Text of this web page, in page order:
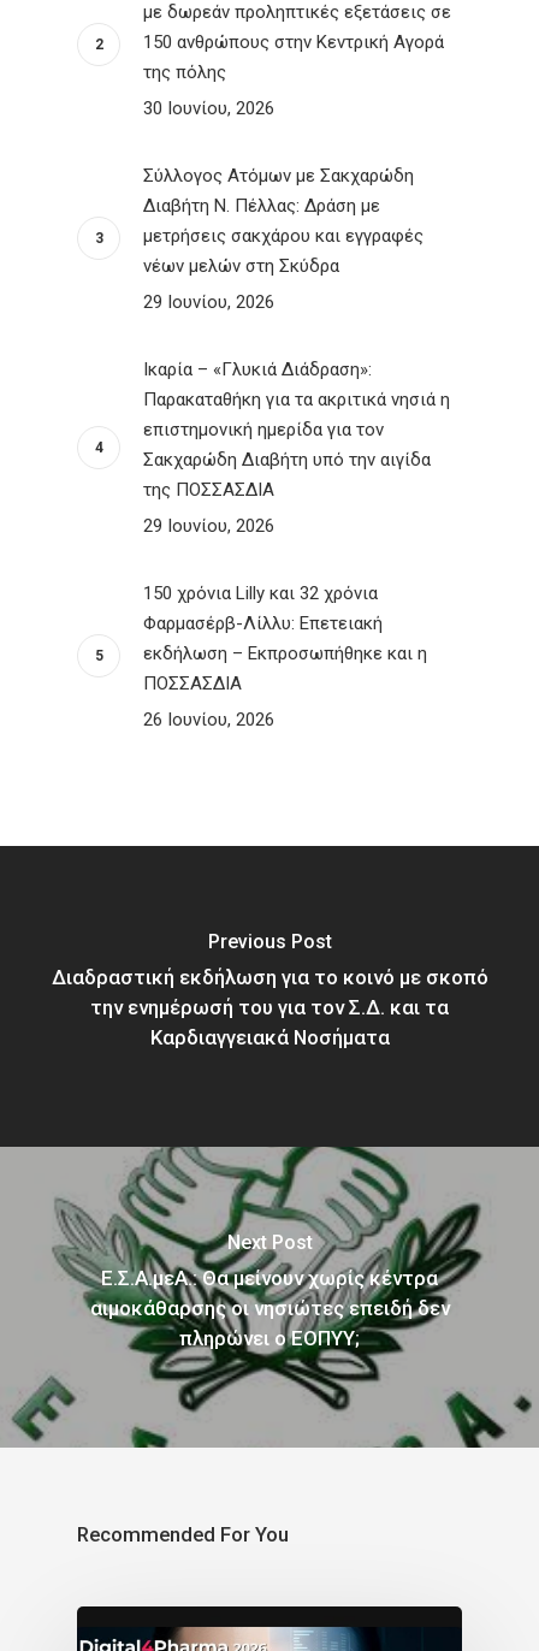
με δωρεάν προληπτικές εξετάσεις σε
150 ανθρώπους στην Κεντρική Αγορά
της πόλης
30 Ιουνίου, 2026
Σύλλογος Ατόμων με Σακχαρώδη
Διαβήτη Ν. Πέλλας: Δράση με
μετρήσεις σακχάρου και εγγραφές
νέων μελών στη Σκύδρα
29 Ιουνίου, 2026
Ικαρία – «Γλυκιά Διάδραση»:
Παρακαταθήκη για τα ακριτικά νησιά η
επιστημονική ημερίδα για τον
Σακχαρώδη Διαβήτη υπό την αιγίδα
της ΠΟΣΣΑΣΔΙΑ
29 Ιουνίου, 2026
150 χρόνια Lilly και 32 χρόνια
Φαρμασέρβ-Λίλλυ: Eπετειακή
εκδήλωση – Εκπροσωπήθηκε και η
ΠΟΣΣΑΣΔΙΑ
26 Ιουνίου, 2026
Previous Post
Διαδραστική εκδήλωση για το κοινό με σκοπό
την ενημέρωσή του για τον Σ.Δ. και τα
Καρδιαγγειακά Νοσήματα
Next Post
Ε.Σ.Α.μεΑ.: Θα μείνουν χωρίς κέντρα
αιμοκάθαρσης οι νησιώτες επειδή δεν
πληρώνει ο ΕΟΠΥΥ;
Recommended For You